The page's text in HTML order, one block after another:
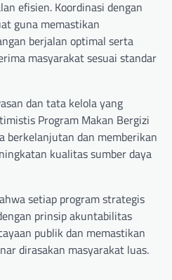
efisien. Koordinasi dengan
guna memastikan
berjalan optimal serta
masyarakat sesuai standar
dan tata kelola yang
Program Makan Bergizi
berkelanjutan dan memberikan
kualitas sumber daya
setiap program strategis
prinsip akuntabilitas
publik dan memastikan
dirasakan masyarakat luas.